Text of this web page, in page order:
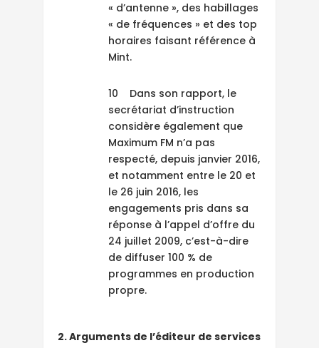
« d’antenne », des habillages
« de fréquences » et des top
horaires faisant référence à
Mint.
10 Dans son rapport, le
secrétariat d’instruction
considère également que
Maximum FM n’a pas
respecté, depuis janvier 2016,
et notamment entre le 20 et
le 26 juin 2016, les
engagements pris dans sa
réponse à l’appel d’offre du
24 juillet 2009, c’est-à-dire
de diffuser 100 % de
programmes en production
propre.
2. Arguments de l’éditeur de services